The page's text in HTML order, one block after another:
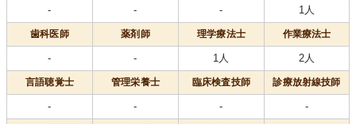
- - - 1人
歯科医師 薬剤師 理学療法士 作業療法士
- - 1人 2人
言語聴覚士 管理栄養士 臨床検査技師 診療放射線技師
- - - -